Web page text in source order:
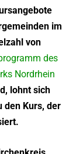
im
von
des
Nordrhein
lohnt sich
den Kurs, der